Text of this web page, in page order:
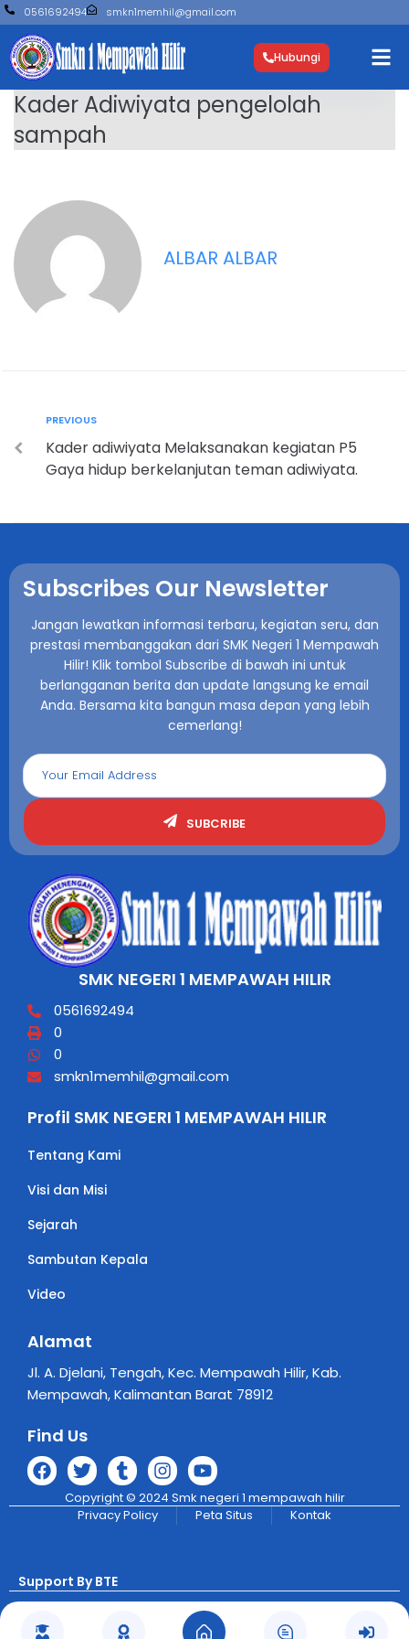
0561692494 smkn1memhil@gmail.com
Hubungi
Kader Adiwiyata pengelolah
sampah
ALBAR ALBAR
PREVIOUS
Kader adiwiyata Melaksanakan kegiatan P5
Gaya hidup berkelanjutan teman adiwiyata.
Subscribes Our Newsletter
Jangan lewatkan informasi terbaru, kegiatan seru, dan
prestasi membanggakan dari SMK Negeri 1 Mempawah
Hilir! Klik tombol Subscribe di bawah ini untuk
berlangganan berita dan update langsung ke email
Anda. Bersama kita bangun masa depan yang lebih
cemerlang!
SUBCRIBE
SMK NEGERI 1 MEMPAWAH HILIR
0561692494
0
0
smkn1memhil@gmail.com
Profil SMK NEGERI 1 MEMPAWAH HILIR
Tentang Kami
Visi dan Misi
Sejarah
Sambutan Kepala
Video
Alamat
Jl. A. Djelani, Tengah, Kec. Mempawah Hilir, Kab.
Mempawah, Kalimantan Barat 78912
Find Us
Copyright © 2024 Smk negeri 1 mempawah hilir
Privacy Policy
Peta Situs Kontak
Support By BTE